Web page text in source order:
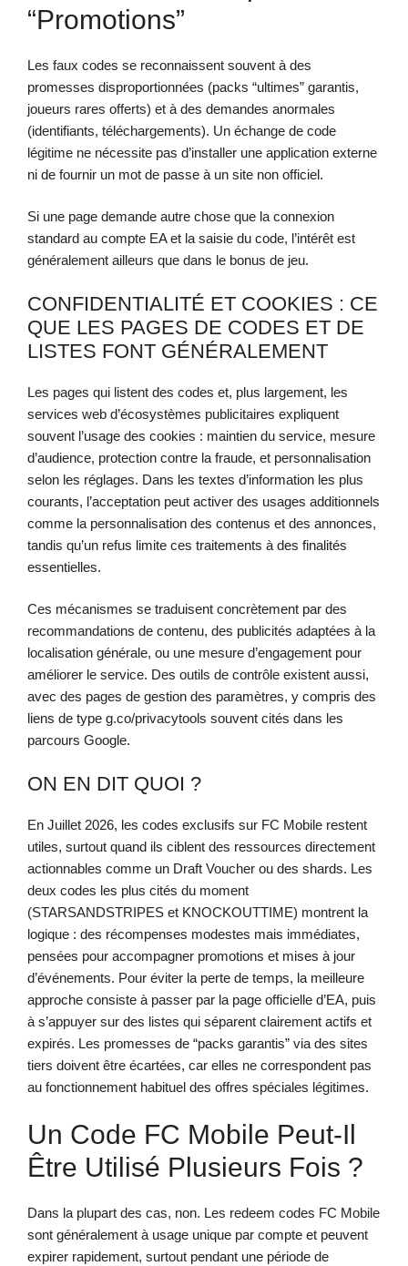
“promotions”
Les faux codes se reconnaissent souvent à des
promesses disproportionnées (packs “ultimes” garantis,
joueurs rares offerts) et à des demandes anormales
(identifiants, téléchargements). Un échange de code
légitime ne nécessite pas d’installer une application externe
ni de fournir un mot de passe à un site non officiel.
Si une page demande autre chose que la connexion
standard au compte EA et la saisie du code, l’intérêt est
généralement ailleurs que dans le bonus de jeu.
CONFIDENTIALITÉ ET COOKIES : CE
QUE LES PAGES DE CODES ET DE
LISTES FONT GÉNÉRALEMENT
Les pages qui listent des codes et, plus largement, les
services web d’écosystèmes publicitaires expliquent
souvent l’usage des cookies : maintien du service, mesure
d’audience, protection contre la fraude, et personnalisation
selon les réglages. Dans les textes d’information les plus
courants, l’acceptation peut activer des usages additionnels
comme la personnalisation des contenus et des annonces,
tandis qu’un refus limite ces traitements à des finalités
essentielles.
Ces mécanismes se traduisent concrètement par des
recommandations de contenu, des publicités adaptées à la
localisation générale, ou une mesure d’engagement pour
améliorer le service. Des outils de contrôle existent aussi,
avec des pages de gestion des paramètres, y compris des
liens de type g.co/privacytools souvent cités dans les
parcours Google.
ON EN DIT QUOI ?
En Juillet 2026, les codes exclusifs sur FC Mobile restent
utiles, surtout quand ils ciblent des ressources directement
actionnables comme un Draft Voucher ou des shards. Les
deux codes les plus cités du moment
(STARSANDSTRIPES et KNOCKOUTTIME) montrent la
logique : des récompenses modestes mais immédiates,
pensées pour accompagner promotions et mises à jour
d’événements. Pour éviter la perte de temps, la meilleure
approche consiste à passer par la page officielle d’EA, puis
à s’appuyer sur des listes qui séparent clairement actifs et
expirés. Les promesses de “packs garantis” via des sites
tiers doivent être écartées, car elles ne correspondent pas
au fonctionnement habituel des offres spéciales légitimes.
Un Code FC Mobile Peut-Il
Être Utilisé Plusieurs Fois ?
Dans la plupart des cas, non. Les redeem codes FC Mobile
sont généralement à usage unique par compte et peuvent
expirer rapidement, surtout pendant une période de